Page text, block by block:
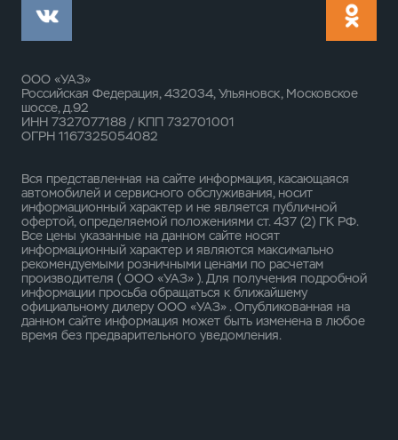
ООО «УАЗ»
Российская Федерация, 432034, Ульяновск, Московское
шоссе, д.92
ИНН 7327077188 / КПП 732701001
ОГРН 1167325054082
Вся представленная на сайте информация, касающаяся
автомобилей и сервисного обслуживания, носит
информационный характер и не является публичной
офертой, определяемой положениями ст. 437 (2) ГК РФ.
Все цены указанные на данном сайте носят
информационный характер и являются максимально
рекомендуемыми розничными ценами по расчетам
производителя ( ООО «УАЗ» ). Для получения подробной
информации просьба обращаться к ближайшему
официальному дилеру ООО «УАЗ» . Опубликованная на
данном сайте информация может быть изменена в любое
время без предварительного уведомления.